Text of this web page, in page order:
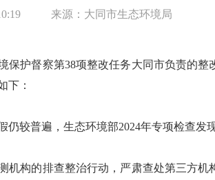
来源： 大同市生态环境局
保护督察第38项整改任务大同市负责的
下：
仍较普遍，生态环境部2024年专项检查发
机构的排查整治行动，严肃查处第三方